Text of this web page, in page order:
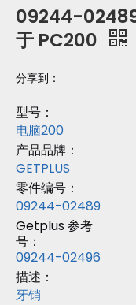
09244-
于 PC200
分享到：
型号：
电脑200
产品品牌：
GETPLUS
零件编号：
09244-02489
Getplus 参考
号：
09244-02496
描述：
牙销